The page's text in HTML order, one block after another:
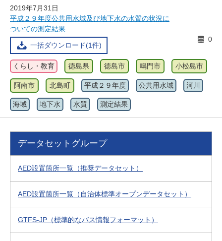
2019年7月31日
平成２９年度公共用水域及び地下水の水質の状況に
ついての測定結果
一括ダウンロード(1件)
0
くらし・教育 徳島県 徳島市 鳴門市 小松島市
阿南市 北島町 平成２９年度 公共用水域 河川
海域 地下水 水質 測定結果
データセットグループ
AED設置箇所一覧（推奨データセット）
AED設置箇所一覧（自治体標準オープンデータセット）
GTFS-JP（標準的なバス情報フォーマット）